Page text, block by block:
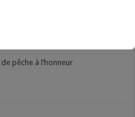
pêche à l’honneur